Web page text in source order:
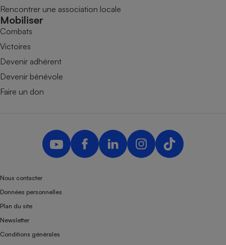
Rencontrer une association locale
Mobiliser
Combats
Victoires
Devenir adhérent
Devenir bénévole
Faire un don
Nous contacter
Données personnelles
Plan du site
Newsletter
Conditions générales